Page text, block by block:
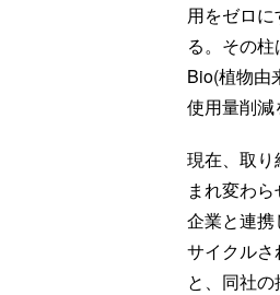
用をゼロ
る。その
Bio(植物由
使用量削減
現在、取
まれ変わ
企業と連
サイクル
と、同社